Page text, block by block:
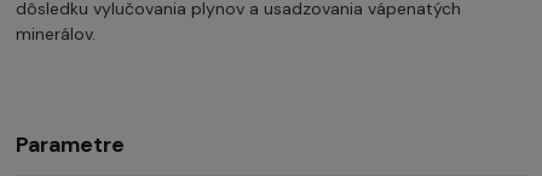
dôsledku vylučovania plynov a usadzovania vápenatých
minerálov.
Parametre